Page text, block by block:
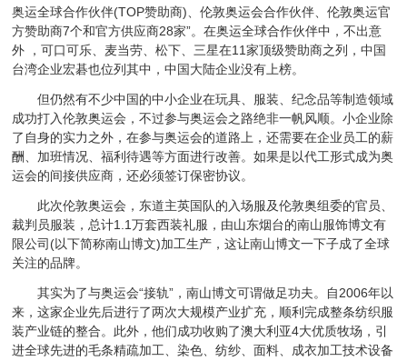
奥运全球合作伙伴(TOP赞助商)、伦敦奥运会合作伙伴、伦敦奥运官
方赞助商7个和官方供应商28家”。在奥运全球合作伙伴中，不出意
外 ，可口可乐、麦当劳、松下、三星在11家顶级赞助商之列，中国
台湾企业宏碁也位列其中，中国大陆企业没有上榜。
但仍然有不少中国的中小企业在玩具、服装、纪念品等制造领域
成功打入伦敦奥运会，不过参与奥运会之路绝非一帆风顺。小企业除
了自身的实力之外，在参与奥运会的道路上，还需要在企业员工的薪
酬、加班情况、福利待遇等方面进行改善。如果是以代工形式成为奥
运会的间接供应商，还必须签订保密协议。
此次伦敦奥运会，东道主英国队的入场服及伦敦奥组委的官员、
裁判员服装，总计1.1万套西装礼服，由山东烟台的南山服饰博文有
限公司(以下简称南山博文)加工生产，这让南山博文一下子成了全球
关注的品牌。
其实为了与奥运会“接轨”，南山博文可谓做足功夫。自2006年以
来，这家企业先后进行了两次大规模产业扩充，顺利完成整条纺织服
装产业链的整合。此外，他们成功收购了澳大利亚4大优质牧场，引
进全球先进的毛条精疏加工、染色、纺纱、面料、成衣加工技术设备